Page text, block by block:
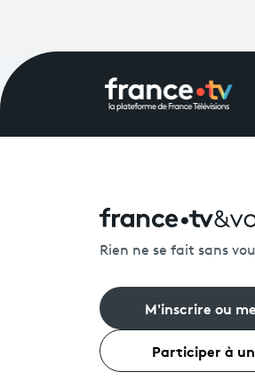
Rien ne se fait sans
M'inscrire ou
Participer à